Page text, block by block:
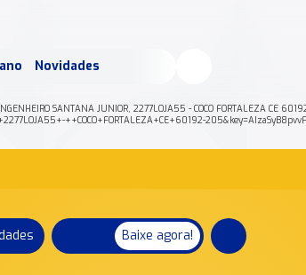
Novidades
SANTANA JUNIOR, 2277LOJA55 - COCO FORTALEZA CE
++COCO+FORTALEZA+CE+60192-
Baixe agora!